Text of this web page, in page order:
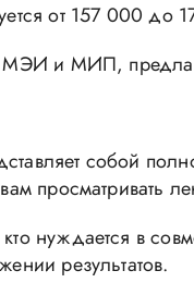
от 157 000 до
МЭИ и МИП,
собой
просматривать
нуждается в
результатов.